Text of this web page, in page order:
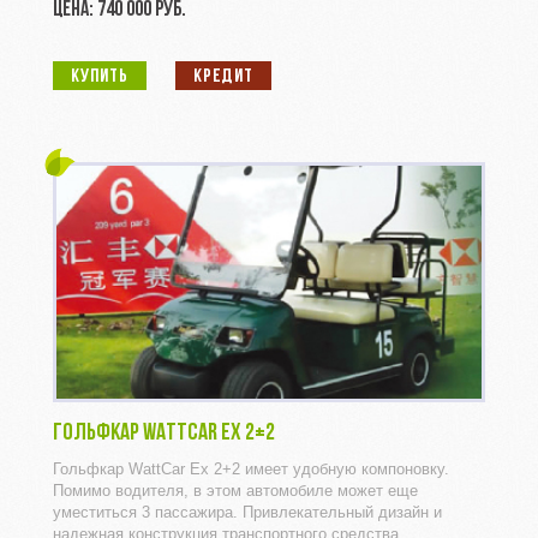
ЦЕНА: 740 000 РУБ.
КУПИТЬ КРЕДИТ
ГОЛЬФКАР WATTCAR EX 2+2
Гольфкар WattCar Ex 2+2 имеет удобную компоновку.
Помимо водителя, в этом автомобиле может еще
уместиться 3 пассажира. Привлекательный дизайн и
надежная конструкция транспортного средства